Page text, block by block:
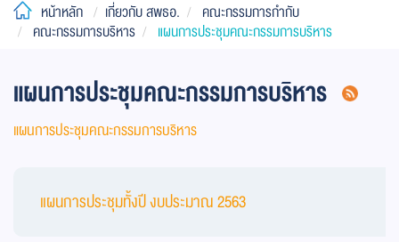
หน้าหลัก เกี่ยวกับ สพธอ.
คณะกรรมการกำกับ
คณะกรรมการบริหาร
แผนการประชุมคณะกรรมการบริหาร
แผนการประชุมคณะกรรมการบริหาร
แผนการประชุมคณะกรรมการบริหาร
แผนการประชุมทั้งปี งบประมาณ 2563